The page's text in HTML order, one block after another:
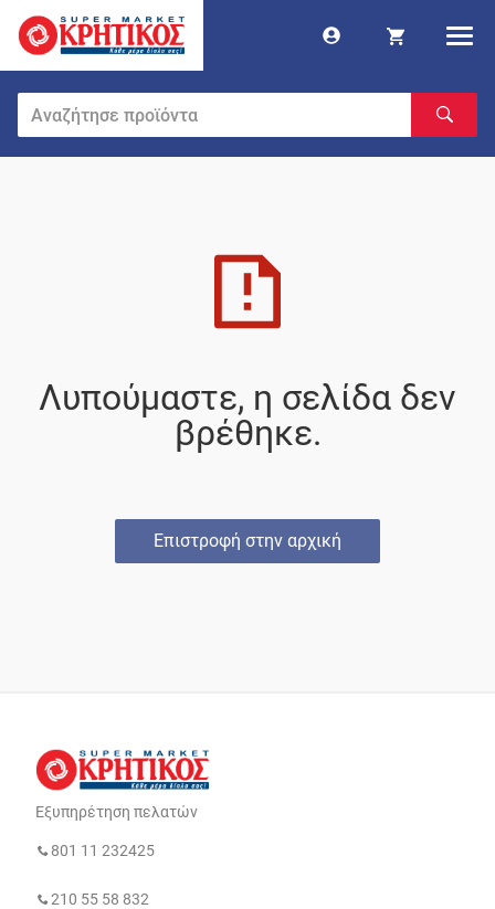
Λυπούμαστε, η σελίδα δεν
βρέθηκε.
Επιστροφή στην αρχική
Εξυπηρέτηση πελατών
801 11 232425
210 55 58 832